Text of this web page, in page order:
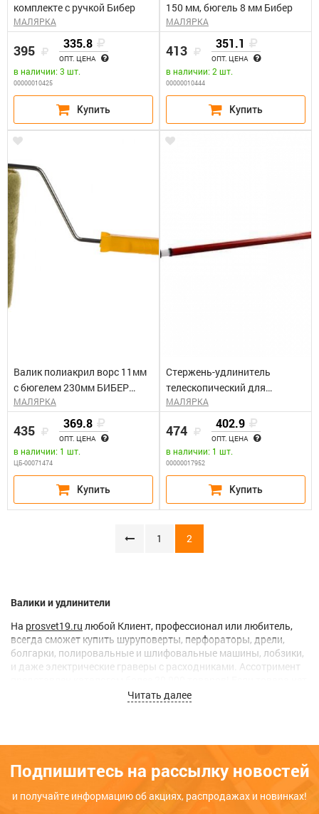
комплекте с ручкой Бибер
МАЛЯРКА
395 335.8
ОПТ. ЦЕНА
в наличии: 3 шт.
00000010425
150 мм, бюгель 8 мм Бибер
МАЛЯРКА
413 351.1
ОПТ. ЦЕНА
в наличии: 2 шт.
00000010444
Валик полиакрил ворс 11мм
с бюгелем 230мм БИБЕР
32513
МАЛЯРКА
435 369.8
ОПТ. ЦЕНА
в наличии: 1 шт.
ЦБ-00071474
Стержень-удлинитель
телескопический для
валиков, 1-2м STAYER
МАЛЯРКА
474 402.9
ОПТ. ЦЕНА
в наличии: 1 шт.
00000017952
1 2
Валики и удлинители
На prosvet19.ru любой Клиент, профессионал или любитель,
всегда сможет купить шуруповерты, перфораторы, дрели,
болгарки, полировальные и шлифовальные машины, лобзики,
и даже электрические граверы с расходниками. Ассотримент
привезем его под заказ.
Абакан – это гарантия того, что Ваш заказ всегда будет
Если Вам потребуется нашаконсультация, или вы хотите
заказать товар, вы сможете это сделать в форме обратной
Читать далее
Подпишитесь на рассылку новостей
и получайте информацию об акциях, распродажах и новинках!